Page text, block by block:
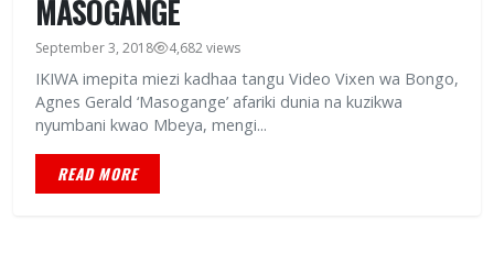
MASOGANGE
September 3, 2018 4,682 views
IKIWA imepita miezi kadhaa tangu Video Vixen wa Bongo,
Agnes Gerald ‘Masogange’ afariki dunia na kuzikwa
nyumbani kwao Mbeya, mengi...
READ MORE